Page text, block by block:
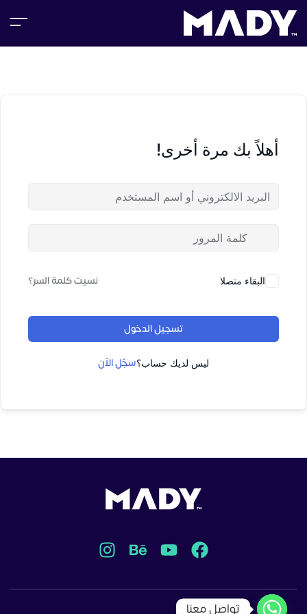
أهلاً بك مرة أخرى!
البقاء متصلا نسيت كلمة السر؟
تسجيل الدخول
ليس لديك حساب؟سجّل الآن
تواصل معنا